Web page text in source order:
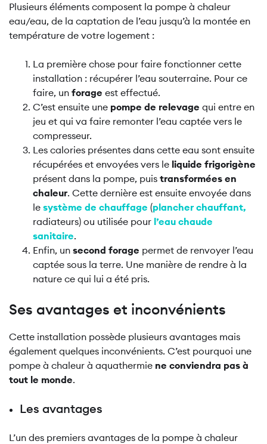
Plusieurs éléments composent la pompe à chaleur
eau/eau, de la captation de l’eau jusqu’à la montée en
température de votre logement :
La première chose pour faire fonctionner cette
installation : récupérer l’eau souterraine. Pour ce
faire, un forage est effectué.
C’est ensuite une pompe de relevage qui entre en
jeu et qui va faire remonter l’eau captée vers le
compresseur.
Les calories présentes dans cette eau sont ensuite
récupérées et envoyées vers le liquide frigorigène
présent dans la pompe, puis transformées en
chaleur. Cette dernière est ensuite envoyée dans
le système de chauffage (plancher chauffant,
radiateurs) ou utilisée pour l’eau chaude
sanitaire.
Enfin, un second forage permet de renvoyer l’eau
captée sous la terre. Une manière de rendre à la
nature ce qui lui a été pris.
Ses avantages et inconvénients
Cette installation possède plusieurs avantages mais
également quelques inconvénients. C’est pourquoi une
pompe à chaleur à aquathermie ne conviendra pas à
tout le monde.
Les avantages
L’un des premiers avantages de la pompe à chaleur